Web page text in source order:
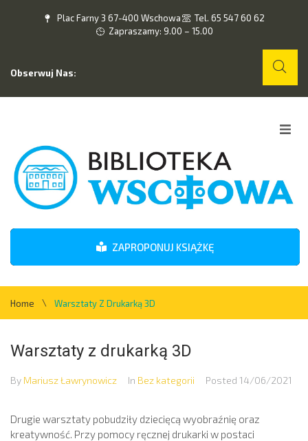
Plac Farny 3 67-400 Wschowa
Tel. 65 547 60 62
Zapraszamy: 9.00 – 15.00
Obserwuj Nas:
O nas
Wydarzenia
Kontakt
ZAPROPONUJ KSIĄŻKĘ
Home \ Warsztaty Z Drukarką 3D
Warsztaty z drukarką 3D
By Mariusz Ławrynowicz In Bez kategorii Posted 14/06/2021
Drugie warsztaty pobudziły dziecięcą wyobraźnię oraz
kreatywność. Przy pomocy ręcznej drukarki w postaci